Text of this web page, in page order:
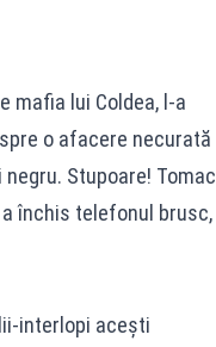
mafia lui Coldea, l-a
o afacere necurată
Stupoare! Tomac
închis telefonul brusc,
interlopi acești